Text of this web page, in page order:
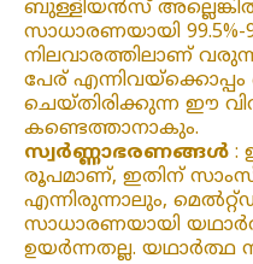
ബുള്ളിയൻസ്
സാധാരണയായി 99.5%-
നിലവാരത്തിലാണ്
പേര് എന്നിവയ്‌ക്കൊപ്പം
ചെയ്‌തിരിക്കുന്ന ഈ
കണ്ടെത്താനാകും.
സ്വർണ്ണാഭരണങ്ങൾ :
രൂപമാണ്, ഇതിന്
എന്നിരുന്നാലും,
സാധാരണയായി
ഉയർന്നതല്ല. യഥാർത്ഥ